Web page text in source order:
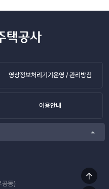
영상정보처리기기운영 / 관리방침
이용안내
공동)
상단